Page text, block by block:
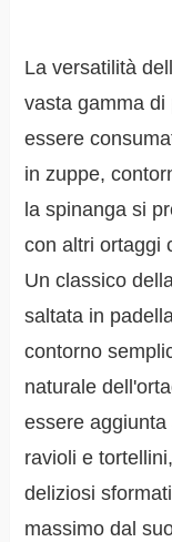
La versatilità
vasta gamma
essere
in zuppe,
la spinanga si
con altri ortaggi
Un classico
saltata in
contorno
naturale
essere
ravioli e
deliziosi
massimo dal